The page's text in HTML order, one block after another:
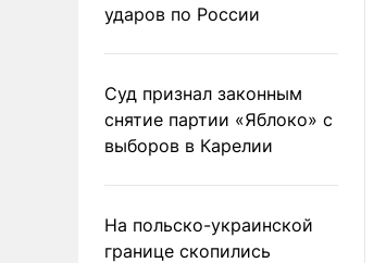
ударов по России
Суд признал законным
снятие партии «Яблоко» с
выборов в Карелии
На польско-украинской
границе скопились